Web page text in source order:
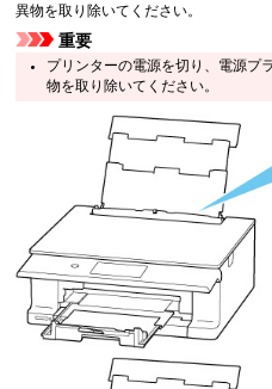
異物を取り除いてください。
重要
プリンターの電源を切り、電源プ
物を取り除いてください。